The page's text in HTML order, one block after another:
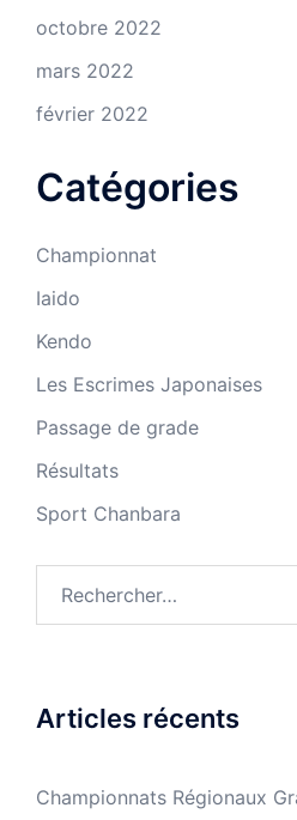
octobre 2022
mars 2022
février 2022
Catégories
Championnat
Iaido
Kendo
Les Escrimes Japonaises
Passage de grade
Résultats
Sport Chanbara
Articles récents
Championnats Régionaux